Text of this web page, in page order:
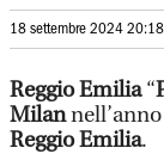
18 settembre 2024 20:18
Reggio Emilia“
Milan
Reggio Emilia.